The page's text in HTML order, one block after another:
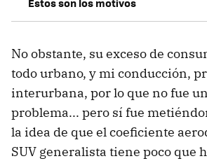
No obstante, su exceso de
todo urbano, y mi conducción,
interurbana, por lo que no fue
problema... pero sí fue
la idea de que el coeficiente
SUV generalista tiene poco que